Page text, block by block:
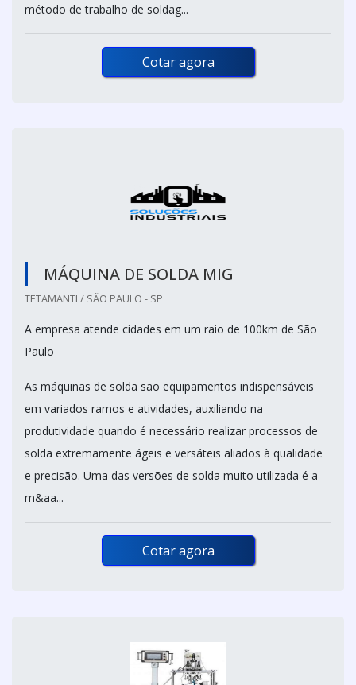
método de trabalho de soldag...
Cotar agora
MÁQUINA DE SOLDA MIG
TETAMANTI / SÃO PAULO - SP
A empresa atende cidades em um raio de 100km de São
Paulo
As máquinas de solda são equipamentos indispensáveis
em variados ramos e atividades, auxiliando na
produtividade quando é necessário realizar processos de
solda extremamente ágeis e versáteis aliados à qualidade
e precisão. Uma das versões de solda muito utilizada é a
m&aa...
Cotar agora